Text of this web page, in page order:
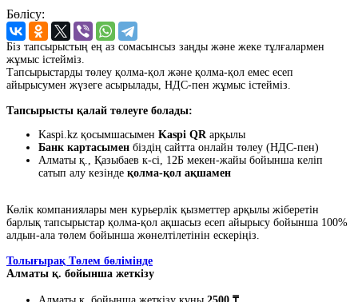
Бөлісу:
Біз тапсырыстың ең аз сомасынсыз заңды және жеке тұлғалармен
жұмыс істейміз.
Тапсырыстарды төлеу қолма-қол және қолма-қол емес есеп
айырысумен жүзеге асырылады, НДС-пен жұмыс істейміз.
Тапсырысты қалай төлеуге болады:
Kaspi.kz қосымшасымен Kaspi QRарқылы
Банк картасымен біздің сайтта онлайн төлеу (НДС-пен)
Алматы қ., Қазыбаев к-сі, 12Б мекен-жайы бойынша келіп
сатып алу кезінде қолма-қол ақшамен
Көлік компаниялары мен курьерлік қызметтер арқылы жіберетін
барлық тапсырыстар қолма-қол ақшасыз есеп айырысу бойынша 100%
алдын-ала төлем бойынша жөнелтілетінін ескеріңіз.
Толығырақ Төлем бөлімінде
Алматы қ. бойынша жеткізу